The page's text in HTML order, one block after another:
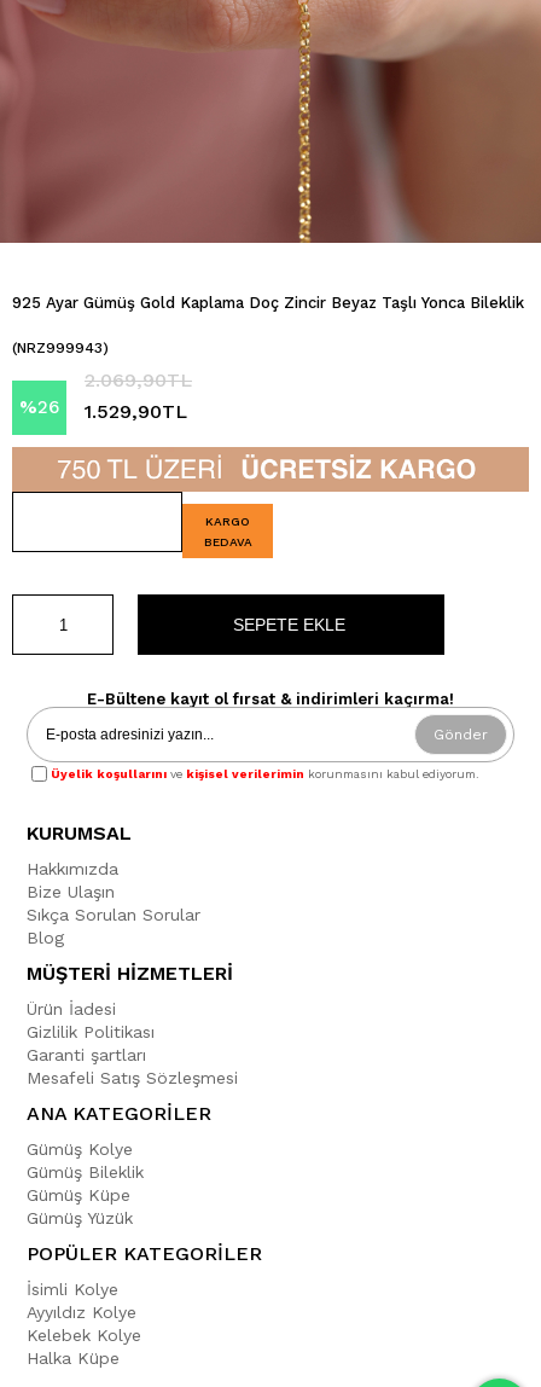
925 Ayar Gümüş Gold Kaplama Doç Zincir Beyaz Taşlı Yonca Bileklik
(NRZ999943)
%26
İndirim
2.069,90TL
1.529,90TL
KARGO
BEDAVA
E-Bültene kayıt ol fırsat & indirimleri kaçırma!
Gönder
Üyelik koşullarını ve kişisel verilerimin korunmasını kabul ediyorum.
KURUMSAL
Hakkımızda
Bize Ulaşın
Sıkça Sorulan Sorular
Blog
MÜŞTERİ HİZMETLERİ
Ürün İadesi
Gizlilik Politikası
Garanti şartları
Mesafeli Satış Sözleşmesi
ANA KATEGORİLER
Gümüş Kolye
Gümüş Bileklik
Gümüş Küpe
Gümüş Yüzük
POPÜLER KATEGORİLER
İsimli Kolye
Ayyıldız Kolye
Kelebek Kolye
Halka Küpe